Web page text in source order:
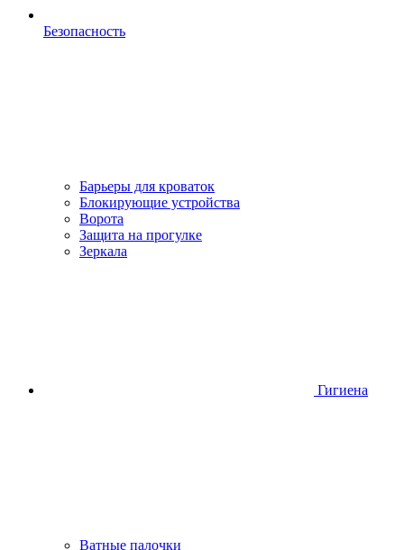
Безопасность
Барьеры для кроваток
Блокирующие устройства
Ворота
Защита на прогулке
Зеркала
Гигиена
Ватные палочки